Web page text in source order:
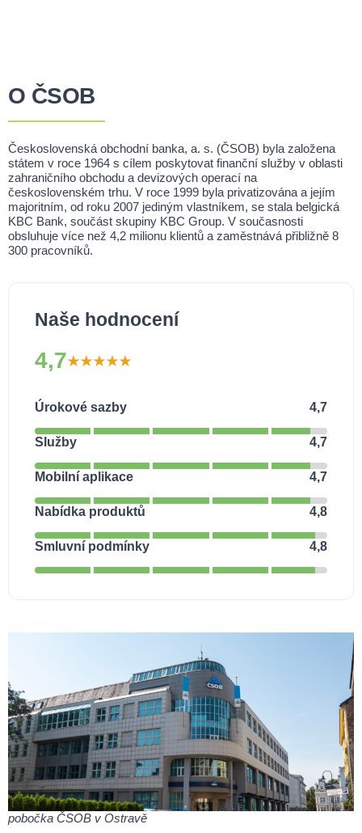
O ČSOB
Československá obchodní banka, a. s. (ČSOB) byla založena
státem v roce 1964 s cílem poskytovat finanční služby v oblasti
zahraničního obchodu a devizových operací na
československém trhu. V roce 1999 byla privatizována a jejím
majoritním, od roku 2007 jediným vlastníkem, se stala belgická
KBC Bank, součást skupiny KBC Group. V současnosti
obsluhuje více než 4,2 milionu klientů a zaměstnává přibližně 8
300 pracovníků.
Naše hodnocení
4,7
Úrokové sazby 4,7
Služby 4,7
Mobilní aplikace 4,7
Nabídka produktů 4,8
Smluvní podmínky 4,8
pobočka ČSOB v Ostravě